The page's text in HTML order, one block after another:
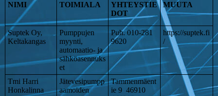
NIMI TOIMIALA
YHTEYSTIE
DOT
MUUTA
Suptek Oy,
Keltakangas
Pumppujen
myynti,
automaatio- ja
sähköasennuks
et
Puh. 010-281
9620
https://suptek.fi
/
Tmi Harri
Honkalinna
Jätevesipumpp
aamoiden
Tammenmäent
ie 9 46910